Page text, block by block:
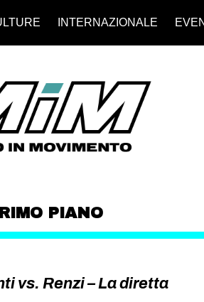
INTERNAZIONALE
PIANO
vs. Renzi – La diretta